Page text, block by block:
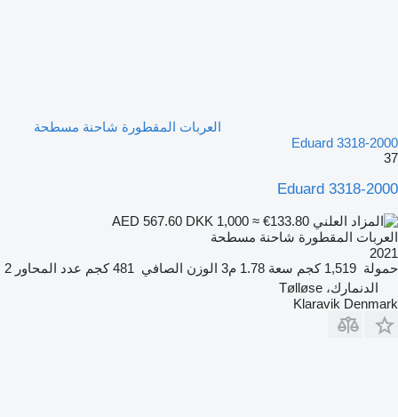
العربات المقطورة شاحنة مسطحة
Eduard 3318-2000
37
Eduard 3318-2000
DKK 1,000 ≈ €133.80
العربات المقطورة شاحنة مسطحة
2021
حمولة 1,519 كجم سعة 1.78 م3 الوزن الصافي 481 كجم عدد المحاور 2
الدنمارك، Tølløse
Klaravik Denmark